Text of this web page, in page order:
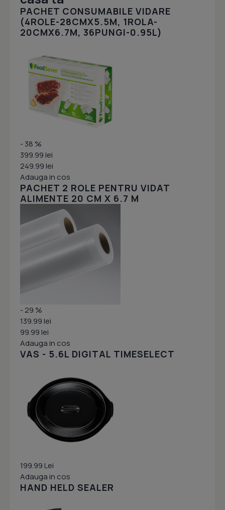
PACHET CONSUMABILE VIDARE
(4ROLE-28CMX5.5M, 1ROLA-
20CMX6.7M, 36PUNGI-0.95L)
- 38 %
399.99 lei
249.99 lei
Adauga in cos
PACHET 2 ROLE PENTRU VIDAT
ALIMENTE 20 CM X 6.7 M
- 29 %
139.99 lei
99.99 lei
Adauga in cos
VAS - 5.6L DIGITAL TIMESELECT
199.99 Lei
Adauga in cos
HAND HELD SEALER